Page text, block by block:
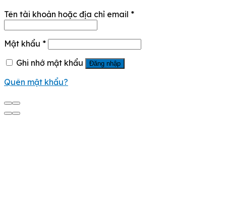
Tên tài khoản hoặc địa chỉ email *
Mật khẩu *
Ghi nhớ mật khẩu
Đăng nhập
Quên mật khẩu?